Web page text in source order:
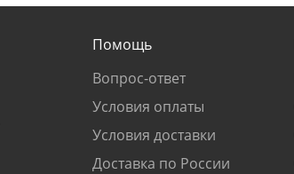
Помощь
Вопрос-ответ
Условия оплаты
Условия доставки
Доставка по России